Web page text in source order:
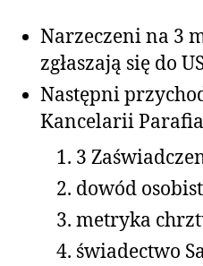
Narzeczeni na 3
zgłaszają się do
Następni
Kancelarii
3
dowód
metryka
świadectwo